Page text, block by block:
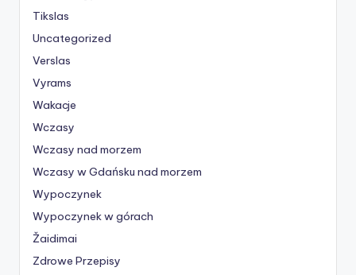
Tikslas
Uncategorized
Verslas
Vyrams
Wakacje
Wczasy
Wczasy nad morzem
Wczasy w Gdańsku nad morzem
Wypoczynek
Wypoczynek w górach
Žaidimai
Zdrowe Przepisy